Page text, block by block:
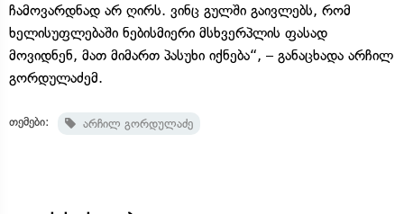
ჩამოვარდნად არ ღირს. ვინც გულში გაივლებს, რომ
ხელისუფლებაში ნებისმიერი მსხვერპლის ფასად
მოვიდნენ, მათ მიმართ პასუხი იქნება“, – განაცხადა არჩილ
გორდულაძემ.
თემები: არჩილ გორდულაძე